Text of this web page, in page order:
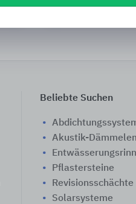
WICONA
Beliebte Suchen
Akustik-
Pflastersteine
Revisionsschächte
Solarsysteme